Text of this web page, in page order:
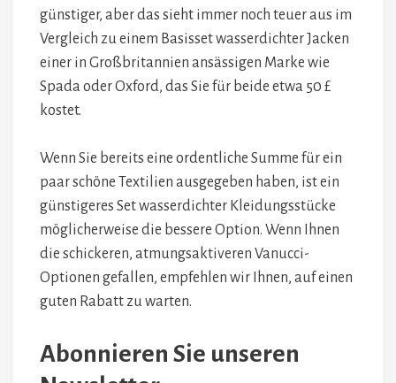
günstiger, aber das sieht immer noch teuer aus im
Vergleich zu einem Basisset wasserdichter Jacken
einer in Großbritannien ansässigen Marke wie
Spada oder Oxford, das Sie für beide etwa 50 £
kostet.
Wenn Sie bereits eine ordentliche Summe für ein
paar schöne Textilien ausgegeben haben, ist ein
günstigeres Set wasserdichter Kleidungsstücke
möglicherweise die bessere Option. Wenn Ihnen
die schickeren, atmungsaktiveren Vanucci-
Optionen gefallen, empfehlen wir Ihnen, auf einen
guten Rabatt zu warten.
Abonnieren Sie unseren